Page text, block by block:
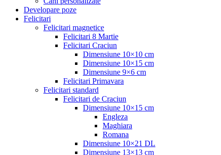
Developare poze
Felicitari
Felicitari magnetice
Felicitari 8 Martie
Felicitari Craciun
Dimensiune 10×10 cm
Dimensiune 10×15 cm
Dimensiune 9×6 cm
Felicitari Primavara
Felicitari standard
Felicitari de Craciun
Dimensiune 10×15 cm
Engleza
Maghiara
Romana
Dimensiune 10×21 DL
Dimensiune 13×13 cm